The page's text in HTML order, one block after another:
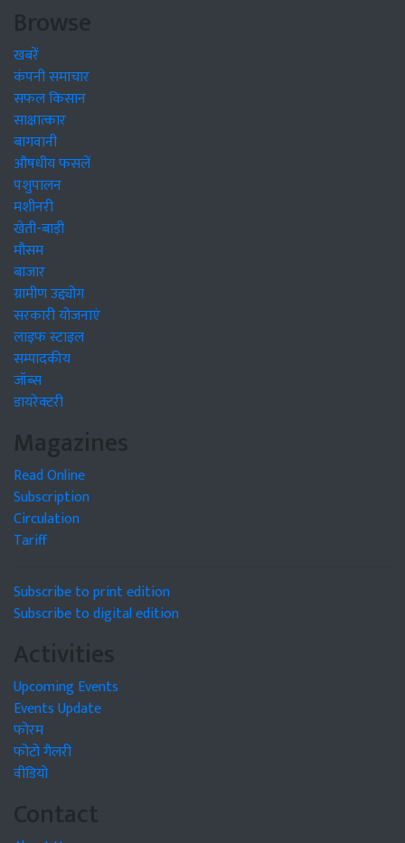
Browse
खबरें
कंपनी समाचार
सफल किसान
साक्षात्कार
बागवानी
औषधीय फसलें
पशुपालन
मशीनरी
खेती-बाड़ी
मौसम
बाजार
ग्रामीण उद्द्योग
सरकारी योजनाएं
लाइफ स्टाइल
सम्पादकीय
जॉब्स
डायरेक्टरी
Magazines
Read Online
Subscription
Circulation
Tariff
Subscribe to print edition
Subscribe to digital edition
Activities
Upcoming Events
Events Update
फोरम
फोटो गैलरी
वीडियो
Contact